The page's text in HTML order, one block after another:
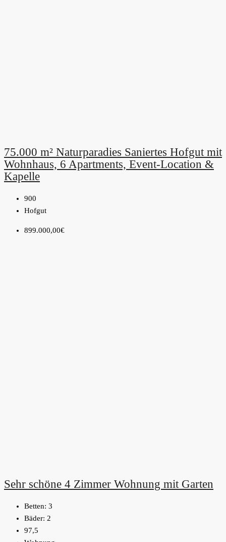
75.000 m² Naturparadies Saniertes Hofgut mit
Wohnhaus, 6 Apartments, Event-Location &
Kapelle
900
Hofgut
899.000,00€
Sehr schöne 4 Zimmer Wohnung mit Garten
Betten: 3
Bäder: 2
97,5